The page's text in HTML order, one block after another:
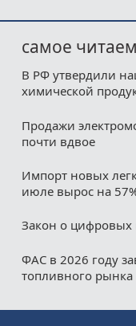
самое
В РФ утвердили
химической
Продажи
почти вдвое
Импорт новых
июле вырос на
Закон о цифровых
ФАС в 2026 году
топливного рынка